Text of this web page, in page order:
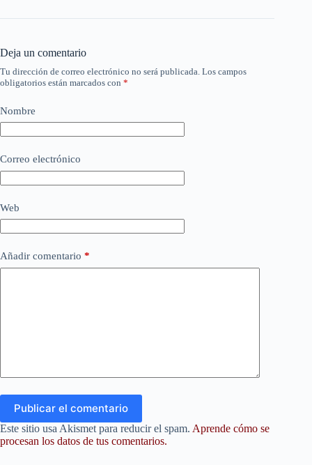
Deja un comentario
Tu dirección de correo electrónico no será publicada. Los campos
obligatorios están marcados con *
Nombre
Correo electrónico
Web
Añadir comentario *
Publicar el comentario
Este sitio usa Akismet para reducir el spam. Aprende cómo se
procesan los datos de tus comentarios.